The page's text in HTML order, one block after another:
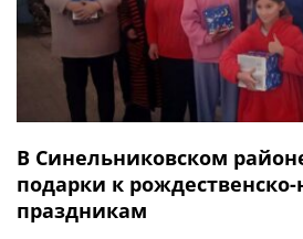
В Синельниковском
подарки к
праздникам